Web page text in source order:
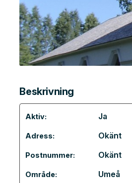
Beskrivning
Aktiv: Ja
Adress: Okänt
Postnummer: Okänt
Område: Umeå